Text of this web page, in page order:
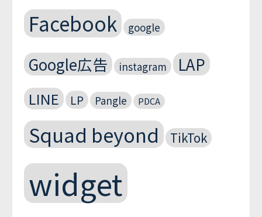
Facebook google
Google広告 instagram LAP
LINE LP Pangle PDCA
Squad beyond TikTok
widget